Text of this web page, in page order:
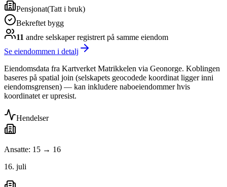
Pensjonat(Tatt i bruk)
Bekreftet bygg
11 andre selskaperregistrert på samme eiendom
Se eiendommen i detalj
Eiendomsdata fra Kartverket Matrikkelen via Geonorge. Koblingen
baseres på spatial join (selskapets geocodede koordinat ligger inni
eiendomsgrensen) — kan inkludere naboeiendommer hvis
koordinatet er upresist.
Hendelser
Ansatte: 15 → 16
16. juli